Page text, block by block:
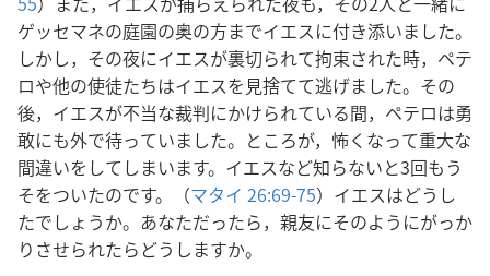
ゲッセマネの庭園の奥の方までイエスに付き添いました。
しかし，その夜にイエスが裏切られて拘束された時，ペテ
ロや他の使徒たちはイエスを見捨てて逃げました。その
後，イエスが不当な裁判にかけられている間，ペテロは勇
敢にも外で待っていました。ところが，怖くなって重大な
間違いをしてしまいます。イエスなど知らないと3回もう
そをついたのです。（マタイ 26:69-75）イエスはどうし
たでしょうか。あなただったら，親友にそのようにがっか
りさせられたらどうしますか。